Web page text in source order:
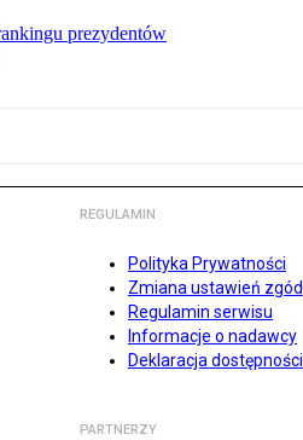
prezydentów
REGULAMIN
Polityka Prywatności
Zmiana ustawień zgód
Regulamin serwisu
Informacje o nadawcy
Deklaracja dostępności
PARTNERZY